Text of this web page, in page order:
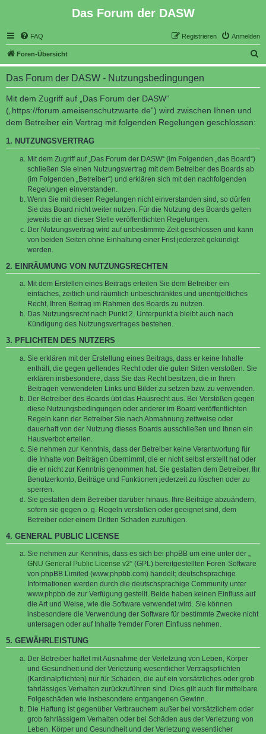
Das Forum der DASW
FAQ Anmelden
Registrieren
Foren-Übersicht
u
Das Forum der DASW - Nutzungsbedingungen
Mit dem Zugriff auf „Das Forum der DASW“
(„https://forum.ameisenschutzwarte.de“) wird zwischen Ihnen und
dem Betreiber ein Vertrag mit folgenden Regelungen geschlossen:
1. NUTZUNGSVERTRAG
Mit dem Zugriff auf „Das Forum der DASW“ (im Folgenden „das Board“)
schließen Sie einen Nutzungsvertrag mit dem Betreiber des Boards ab
(im Folgenden „Betreiber“) und erklären sich mit den nachfolgenden
Regelungen einverstanden.
Wenn Sie mit diesen Regelungen nicht einverstanden sind, so dürfen
Sie das Board nicht weiter nutzen. Für die Nutzung des Boards gelten
jeweils die an dieser Stelle veröffentlichten Regelungen.
Der Nutzungsvertrag wird auf unbestimmte Zeit geschlossen und kann
von beiden Seiten ohne Einhaltung einer Frist jederzeit gekündigt
werden.
2. EINRÄUMUNG VON NUTZUNGSRECHTEN
Mit dem Erstellen eines Beitrags erteilen Sie dem Betreiber ein
einfaches, zeitlich und räumlich unbeschränktes und unentgeltliches
Recht, Ihren Beitrag im Rahmen des Boards zu nutzen.
Das Nutzungsrecht nach Punkt 2, Unterpunkt a bleibt auch nach
Kündigung des Nutzungsvertrages bestehen.
3. PFLICHTEN DES NUTZERS
Sie erklären mit der Erstellung eines Beitrags, dass er keine Inhalte
enthält, die gegen geltendes Recht oder die guten Sitten verstoßen. Sie
erklären insbesondere, dass Sie das Recht besitzen, die in Ihren
Beiträgen verwendeten Links und Bilder zu setzen bzw. zu verwenden.
Der Betreiber des Boards übt das Hausrecht aus. Bei Verstößen gegen
diese Nutzungsbedingungen oder anderer im Board veröffentlichten
Regeln kann der Betreiber Sie nach Abmahnung zeitweise oder
dauerhaft von der Nutzung dieses Boards ausschließen und Ihnen ein
Hausverbot erteilen.
Sie nehmen zur Kenntnis, dass der Betreiber keine Verantwortung für
die Inhalte von Beiträgen übernimmt, die er nicht selbst erstellt hat oder
die er nicht zur Kenntnis genommen hat. Sie gestatten dem Betreiber, Ihr
Benutzerkonto, Beiträge und Funktionen jederzeit zu löschen oder zu
sperren.
Sie gestatten dem Betreiber darüber hinaus, Ihre Beiträge abzuändern,
sofern sie gegen o. g. Regeln verstoßen oder geeignet sind, dem
Betreiber oder einem Dritten Schaden zuzufügen.
4. GENERAL PUBLIC LICENSE
Sie nehmen zur Kenntnis, dass es sich bei phpBB um eine unter der „
GNU General Public License v2“ (GPL) bereitgestellten Foren-Software
von phpBB Limited (www.phpbb.com) handelt; deutschsprachige
Informationen werden durch die deutschsprachige Community unter
www.phpbb.de zur Verfügung gestellt. Beide haben keinen Einfluss auf
die Art und Weise, wie die Software verwendet wird. Sie können
insbesondere die Verwendung der Software für bestimmte Zwecke nicht
untersagen oder auf Inhalte fremder Foren Einfluss nehmen.
5. GEWÄHRLEISTUNG
Der Betreiber haftet mit Ausnahme der Verletzung von Leben, Körper
und Gesundheit und der Verletzung wesentlicher Vertragspflichten
(Kardinalpflichten) nur für Schäden, die auf ein vorsätzliches oder grob
fahrlässiges Verhalten zurückzuführen sind. Dies gilt auch für mittelbare
Folgeschäden wie insbesondere entgangenen Gewinn.
Die Haftung ist gegenüber Verbrauchern außer bei vorsätzlichem oder
grob fahrlässigem Verhalten oder bei Schäden aus der Verletzung von
Leben, Körper und Gesundheit und der Verletzung wesentlicher